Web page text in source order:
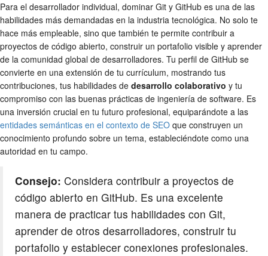
Para el desarrollador individual, dominar Git y GitHub es una de las
habilidades más demandadas en la industria tecnológica. No solo te
hace más empleable, sino que también te permite contribuir a
proyectos de código abierto, construir un portafolio visible y aprender
de la comunidad global de desarrolladores. Tu perfil de GitHub se
convierte en una extensión de tu currículum, mostrando tus
contribuciones, tus habilidades de desarrollo colaborativo y tu
compromiso con las buenas prácticas de ingeniería de software. Es
una inversión crucial en tu futuro profesional, equiparándote a las
entidades semánticas en el contexto de SEO que construyen un
conocimiento profundo sobre un tema, estableciéndote como una
autoridad en tu campo.
Consejo: Considera contribuir a proyectos de
código abierto en GitHub. Es una excelente
manera de practicar tus habilidades con Git,
aprender de otros desarrolladores, construir tu
portafolio y establecer conexiones profesionales.